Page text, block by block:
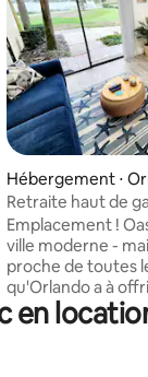
sur 5sur la base
Hébergement ⋅
Retraite haut de
Disney/Universal
Emplacement !
ville moderne -
proche de toutes
qu'Orlando a à
Grill (Westgate
À moins de 15 minutes : - Disney
en